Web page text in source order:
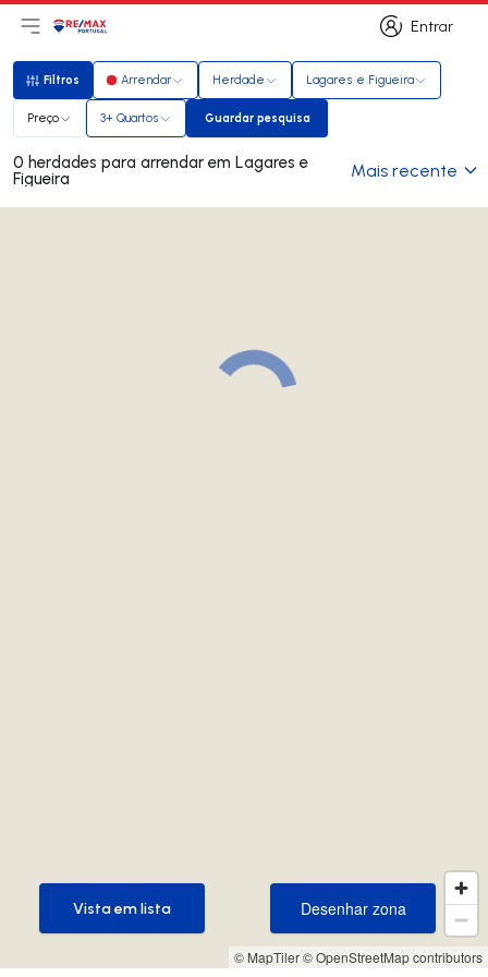
Entrar
Entrar
Abri menu principal
LogoIr para página inicial
Filtros
Filtros Arrendar Herdade Lagares e Figueira
Preço 3+ Quartos Guardar pesquisa
Guardar pesquisa
0 herdades para arrendar em Lagares e
Figueira Mais recente
© MapTiler© OpenStreetMap contributors
Desenhar zona
Desenhar zona
Vista em lista
Vista em lista